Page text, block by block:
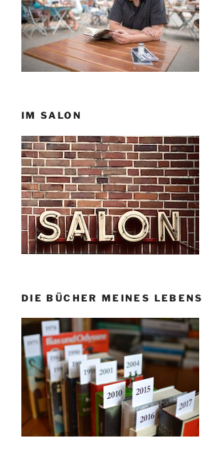
IM SALON
DIE BÜCHER MEINES LEBENS